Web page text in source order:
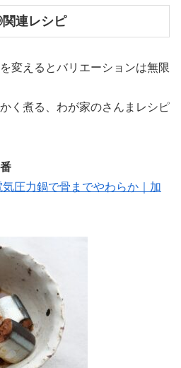
連レシピ
変えるとバリエーションは無限
く煮る、わが家のさんまレシピ
圧力鍋で骨までやわらか｜加